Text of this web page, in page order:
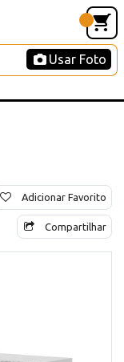
Usar Foto
Adicionar Favorito
Compartilhar